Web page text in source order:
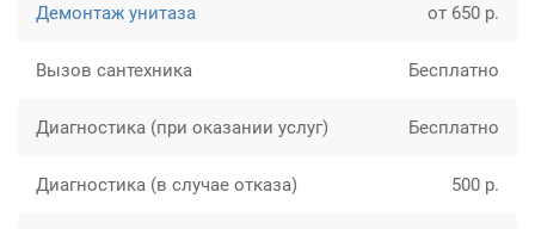
Демонтаж унитаза от 650 р.
Вызов сантехника Бесплатно
Диагностика (при оказании услуг) Бесплатно
Диагностика (в случае отказа) 500 р.